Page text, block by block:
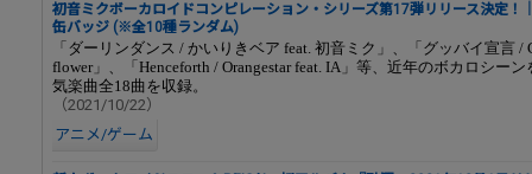
初音ミクボーカロイドコンピレーション・シリーズ第17弾リリース決定！
缶バッジ (※全10種ランダム)
「ダーリンダンス / かいりきベア feat. 初音ミク」、「グッバイ宣言 /
flower」、「Henceforth / Orangestar feat. IA」等、近年のボカロシー
気楽曲全18曲を収録。
（2021/10/22）
アニメ/ゲーム